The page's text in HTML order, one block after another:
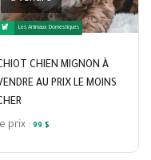
Les Animaux Domestiques
CHIEN MIGNON À
AU PRIX LE MOINS
prix : 99 $